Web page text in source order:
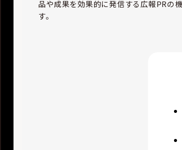
品や成果を効果的に発信する広報PRの
す。